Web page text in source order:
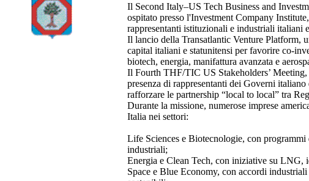
Il Second Italy–US Tech Business and
ospitato presso l'Investment Company
rappresentanti istituzionali e industriali italiani
Il lancio della Transatlantic Venture Platform,
capital italiani e statunitensi per favorire co-
biotech, energia, manifattura avanzata e
Il Fourth THF/TIC US Stakeholders’
presenza di rappresentanti dei Governi
rafforzare le partnership “local to local” tra
Durante la missione, numerose imprese
Italia nei settori:
Life Sciences e Biotecnologie, con
industriali;
Energia e Clean Tech, con iniziative su LNG,
Space e Blue Economy, con accordi